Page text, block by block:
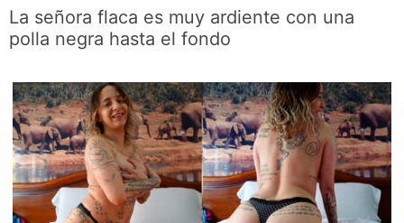
La señora flaca es muy ardiente con una
polla negra hasta el fondo